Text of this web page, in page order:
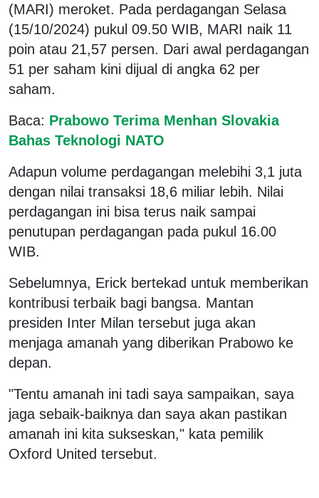
(MARI) meroket. Pada perdagangan Selasa
(15/10/2024) pukul 09.50 WIB, MARI naik 11
poin atau 21,57 persen. Dari awal perdagangan
51 per saham kini dijual di angka 62 per
saham.
Baca: Prabowo Terima Menhan Slovakia
Bahas Teknologi NATO
Adapun volume perdagangan melebihi 3,1 juta
dengan nilai transaksi 18,6 miliar lebih. Nilai
perdagangan ini bisa terus naik sampai
penutupan perdagangan pada pukul 16.00
WIB.
Sebelumnya, Erick bertekad untuk memberikan
kontribusi terbaik bagi bangsa. Mantan
presiden Inter Milan tersebut juga akan
menjaga amanah yang diberikan Prabowo ke
depan.
"Tentu amanah ini tadi saya sampaikan, saya
jaga sebaik-baiknya dan saya akan pastikan
amanah ini kita sukseskan," kata pemilik
Oxford United tersebut.